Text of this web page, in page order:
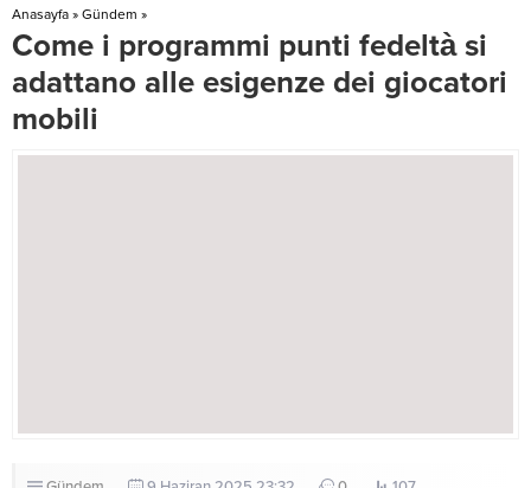
Anasayfa » Gündem »
Come i programmi punti fedeltà si
adattano alle esigenze dei giocatori
mobili